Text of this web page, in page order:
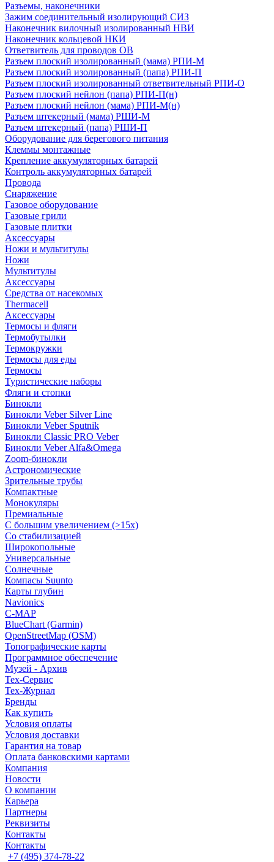
Разъемы, наконечники
Зажим соединительный изолирующий СИЗ
Наконечник вилочный изолированный НВИ
Наконечник кольцевой НКИ
Ответвитель для проводов ОВ
Разъем плоский изолированный (мама) РПИ-М
Разъем плоский изолированный (папа) РПИ-П
Разъем плоский изолированный ответвительный РПИ-О
Разъем плоский нейлон (папа) РПИ-П(н)
Разъем плоский нейлон (мама) РПИ-М(н)
Разъем штекерный (мама) РШИ-М
Разъем штекерный (папа) РШИ-П
Оборудование для берегового питания
Клеммы монтажные
Крепление аккумуляторных батарей
Контроль аккумуляторных батарей
Провода
Снаряжение
Газовое оборудование
Газовые грили
Газовые плитки
Аксессуары
Ножи и мультитулы
Ножи
Мультитулы
Аксессуары
Средства от насекомых
Thermacell
Аксессуары
Термосы и фляги
Термобутылки
Термокружки
Термосы для еды
Термосы
Туристические наборы
Фляги и стопки
Бинокли
Бинокли Veber Silver Line
Бинокли Veber Sputnik
Бинокли Classic PRO Veber
Бинокли Veber Alfa&Omega
Zoom-бинокли
Астрономические
Зрительные трубы
Компактные
Монокуляры
Премиальные
С большим увеличением (>15x)
Со стабилизацией
Широкопольные
Универсальные
Солнечные
Компасы Suunto
Карты глубин
Navionics
C-MAP
BlueChart (Garmin)
OpenStreetMap (OSM)
Топографические карты
Программное обеспечение
Музей - Архив
Tex-Сервис
Тех-Журнал
Бренды
Как купить
Условия оплаты
Условия доставки
Гарантия на товар
Оплата банковскими картами
Компания
Новости
О компании
Карьера
Партнеры
Реквизиты
Контакты
Контакты
+7 (495) 374-78-22